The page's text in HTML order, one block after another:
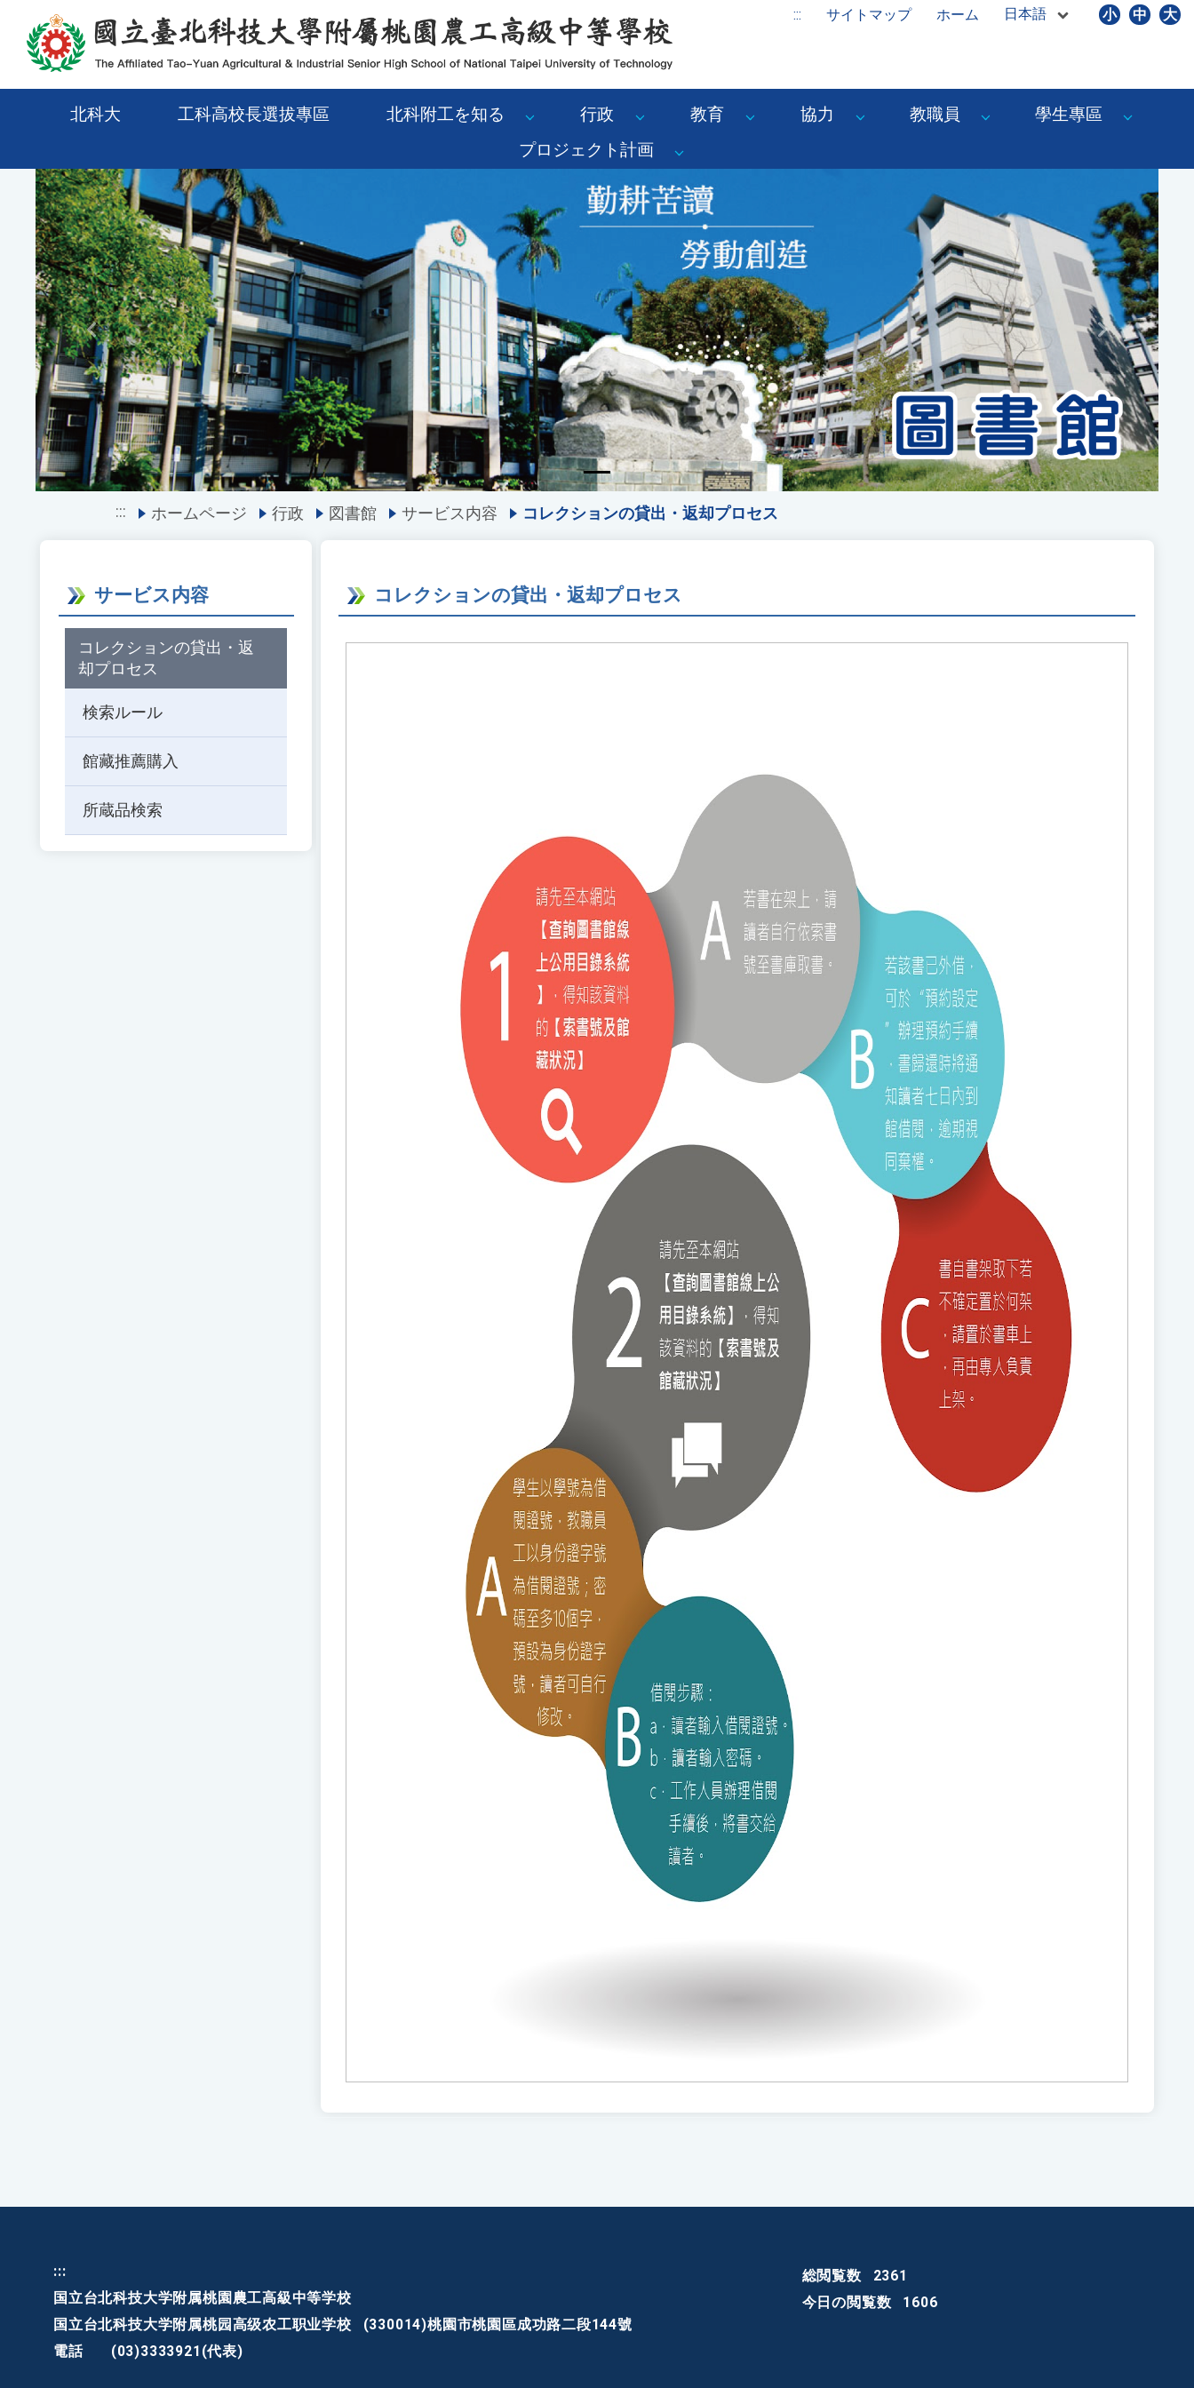
メインコンテンツエリアに移動 ::: サイトマップ ホーム 日本語 小 中 大
北科大 工科高校長選拔專區 北科附工を知る 行政 教育 協力 教職員
學生專區
プロジェクト計画
Previous Next
::: ホームページ 行政 図書館 サービス内容 コレクションの貸出・返却プロセス
サービス内容
コレクションの貸出・返
却プロセス
検索ルール
館藏推薦購入
所蔵品検索
コレクションの貸出・返却プロセス
:::
国立台北科技大学附属桃園農工高級中等学校
国立台北科技大学附属桃园高级农工职业学校
(330014)桃園市桃園區成功路二段144號
電話
(03)3333921(代表)
総閲覧数
2361
今日の閲覧数
1606